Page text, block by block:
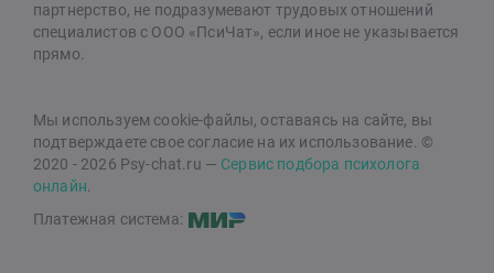
партнерство, не подразумевают трудовых отношений
специалистов с ООО «ПсиЧат», если иное не указывается
прямо.
Мы используем cookie-файлы, оставаясь на сайте, вы
подтверждаете свое согласие на их использование. ©
2020 - 2026 Psy-chat.ru — Сервис подбора психолога
онлайн
Платежная система: